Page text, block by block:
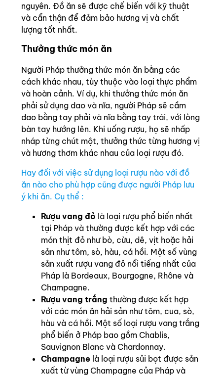
nguyên. Đồ ăn sẽ được chế biến với kỹ thuật
và cẩn thận để đảm bảo hương vị và chất
lượng tốt nhất.
Thưởng thức món ăn
Người Pháp thưởng thức món ăn bằng các
cách khác nhau, tùy thuộc vào loại thực phẩm
và hoàn cảnh. Ví dụ, khi thưởng thức món ăn
phải sử dụng dao và nĩa, người Pháp sẽ cầm
dao bằng tay phải và nĩa bằng tay trái, với lòng
bàn tay hướng lên. Khi uống rượu, họ sẽ nhấp
nháp từng chút một, thưởng thức từng hương vị
và hương thơm khác nhau của loại rượu đó.
Hay đối với việc sử dụng loại rượu nào với đồ
ăn nào cho phù hợp cũng được người Pháp lưu
ý khi ăn. Cụ thể :
Rượu vang đỏ là loại rượu phổ biến nhất
tại Pháp và thường được kết hợp với các
món thịt đỏ như bò, cừu, dê, vịt hoặc hải
sản như tôm, sò, hàu, cá hồi. Một số vùng
sản xuất rượu vang đỏ nổi tiếng nhất của
Pháp là Bordeaux, Bourgogne, Rhône và
Champagne.
Rượu vang trắng thường được kết hợp
với các món ăn hải sản như tôm, cua, sò,
hàu và cá hồi. Một số loại rượu vang trắng
phổ biến ở Pháp bao gồm Chablis,
Sauvignon Blanc và Chardonnay.
Champagne là loại rượu sủi bọt được sản
xuất từ vùng Champagne của Pháp và